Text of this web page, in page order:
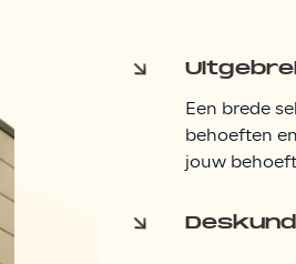
Een brede
behoeften
jouw